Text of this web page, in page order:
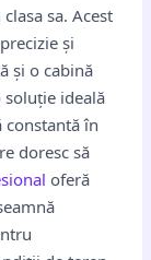
sa. Acest
și
și o cabină
ideală
în
doresc să
oferă